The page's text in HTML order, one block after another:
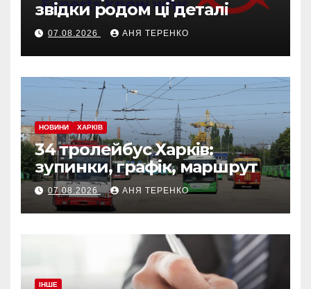
звідки родом ці деталі
07.08.2026 АНЯ ТЕРЕНКО
НОВИНИ ХАРКІВ
34 тролейбус Харків:
зупинки, графік, маршрут
07.08.2026 АНЯ ТЕРЕНКО
ІНШЕ